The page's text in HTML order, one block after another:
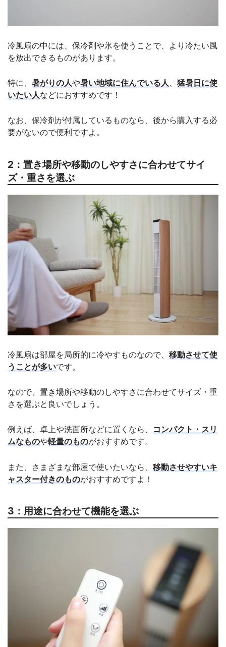
冷風扇の中には、保冷剤や氷を使うことで、より冷たい風
を放出できるものがあります。
特に、 暑がりの人や暑い地域に住んでいる人、 猛暑日に使
いたい人などにおすすめです！
なお、保冷剤が付属しているものなら、後から購入する必
要がないので便利ですよ。
2：置き場所や移動のしやすさに合わせてサイ
ズ・重さを選ぶ
冷風扇は部屋を局所的に冷やすものなので、 移動させて使
うことが多いです。
なので、置き場所や移動のしやすさに合わせてサイズ・重
さを選ぶと良いでしょう。
例えば、卓上や洗面所などに置くなら、 コンパクト・スリ
ムなものや軽量のものがおすすめです。
また、さまざまな部屋で使いたいなら、 移動させやすいキ
ャスター付きのものがおすすめですよ！
3：用途に合わせて機能を選ぶ